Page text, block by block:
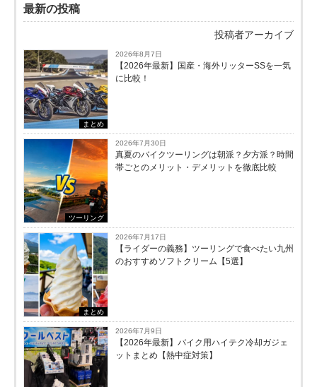
最新の投稿
投稿者アーカイブ
まとめ
2026年8月7日
【2026年最新】国産・海外リッターSSを一気
に比較！
ツーリング
2026年7月30日
真夏のバイクツーリングは朝派？夕方派？時間
帯ごとのメリット・デメリットを徹底比較
まとめ
2026年7月17日
【ライダーの義務】ツーリングで食べたい九州
のおすすめソフトクリーム【5選】
2026年7月9日
【2026年最新】バイク用ハイテク冷却ガジェ
ットまとめ【熱中症対策】